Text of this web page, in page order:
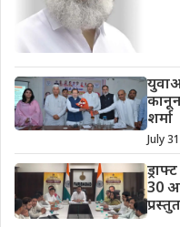
शर्मा
July
30